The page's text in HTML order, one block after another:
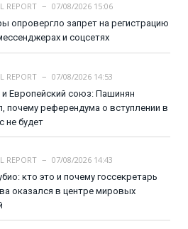
REPORT
07/08/2026 15:06
опровергло запрет на регистрацию
и соцсетях
REPORT
07/08/2026 14:53
Европейский союз: Пашинян
почему референдума о вступлении в
не будет
REPORT
07/08/2026 14:43
кто это и почему госсекретарь
оказался в центре мировых